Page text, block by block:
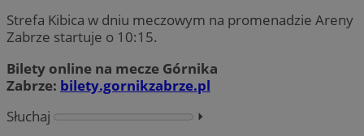
Strefa Kibica w dniu meczowym na promenadzie Areny
Zabrze startuje o 10:15.
Bilety online na mecze Górnika
Zabrze: bilety.gornikzabrze.pl
Słuchaj
⏵︎